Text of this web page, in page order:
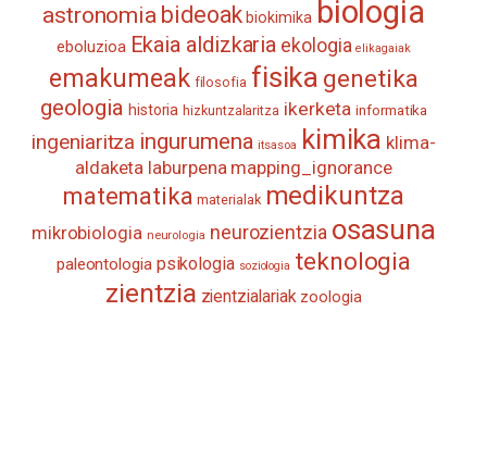
astronomia bideoak biokimika biologia
eboluzioa Ekaia aldizkaria ekologia elikagaiak
emakumeak filosofia fisika genetika
geologia historia hizkuntzalaritza ikerketa informatika
ingeniaritza ingurumena itsasoa kimika klima-
aldaketa laburpena mapping_ignorance
matematika materialak medikuntza
mikrobiologia neurologia neurozientzia osasuna
paleontologia psikologia soziologia teknologia
zientzia zientzialariak zoologia